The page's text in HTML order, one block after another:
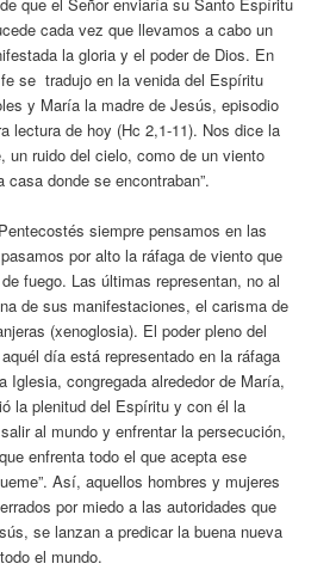
cada vez que llevamos a cabo un
la gloria y el poder de Dios. En
se tradujo en la venida del Espíritu
y María la madre de Jesús, episodio
lectura de hoy (Hc 2,1-11). Nos dice la
un ruido del cielo, como de un viento
casa donde se encontraban”.
siempre pensamos en las
por alto la ráfaga de viento que
fuego. Las últimas representan, no al
de sus manifestaciones, el carisma de
(xenoglosia). El poder pleno del
día está representado en la ráfaga
Iglesia, congregada alrededor de María,
la plenitud del Espíritu y con él la
al mundo y enfrentar la persecución,
enfrenta todo el que acepta ese
Así, aquellos hombres y mujeres
por miedo a las autoridades que
se lanzan a predicar la buena nueva
el mundo.